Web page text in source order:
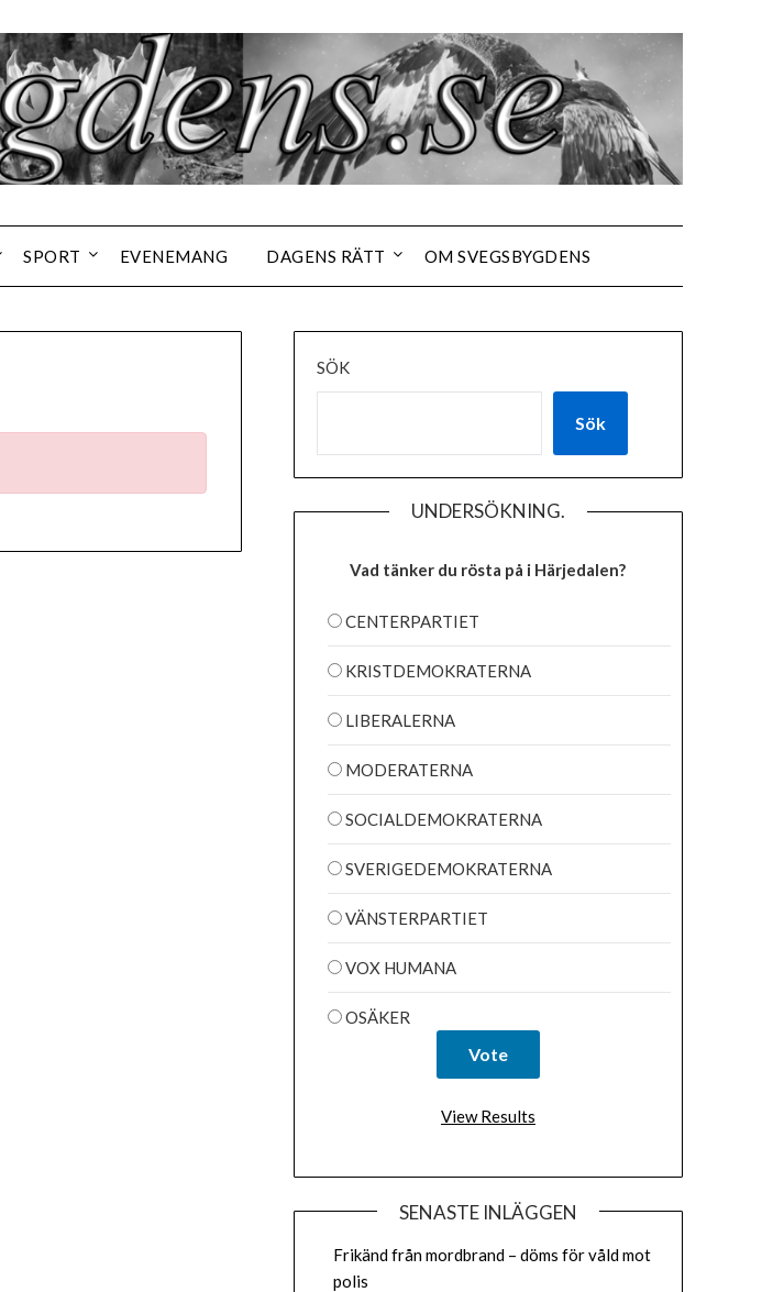
SPORT EVENEMANG DAGENS RÄTT OM SVEGSBYGDENS
SÖK
Sök
UNDERSÖKNING.
Vad tänker du rösta på i Härjedalen?
CENTERPARTIET
KRISTDEMOKRATERNA
LIBERALERNA
MODERATERNA
SOCIALDEMOKRATERNA
SVERIGEDEMOKRATERNA
VÄNSTERPARTIET
VOX HUMANA
OSÄKER
View Results
SENASTE INLÄGGEN
Frikänd från mordbrand – döms för våld mot
polis